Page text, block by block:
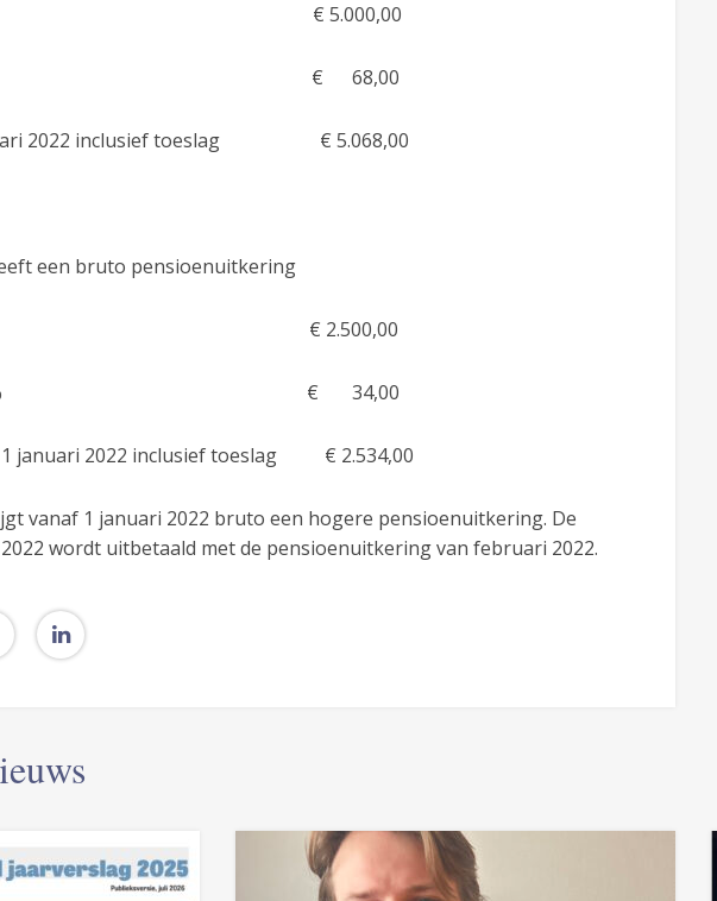
2022 van € 5.000,00
2022 1,36% € 68,00
2022 inclusief toeslag € 5.068,00
een bruto pensioenuitkering
van € 2.500,00
2022 1,36 % € 34,00
1 januari 2022 inclusief toeslag € 2.534,00
vanaf 1 januari 2022 bruto een hogere pensioenuitkering. De
wordt uitbetaald met de pensioenuitkering van februari 2022.